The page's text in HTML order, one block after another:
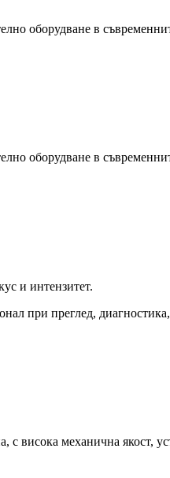
оборудване в
оборудване в
и интензитет.
при преглед,
висока механична якост,